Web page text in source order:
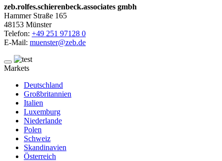
zeb.rolfes.schierenbeck.associates gmbh
Hammer Straße 165
48153 Münster
Telefon: +49 251 97128 0
E-Mail: muenster@zeb.de
Markets
Deutschland
Großbritannien
Italien
Luxemburg
Niederlande
Polen
Schweiz
Skandinavien
Österreich